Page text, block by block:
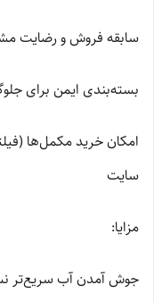
سابقه فروش و رضایت
بسته‌بندی ایمن برای
امکان خرید مکمل‌ها
سایت
مزایا:
جوش آمدن آب سریع‌تر